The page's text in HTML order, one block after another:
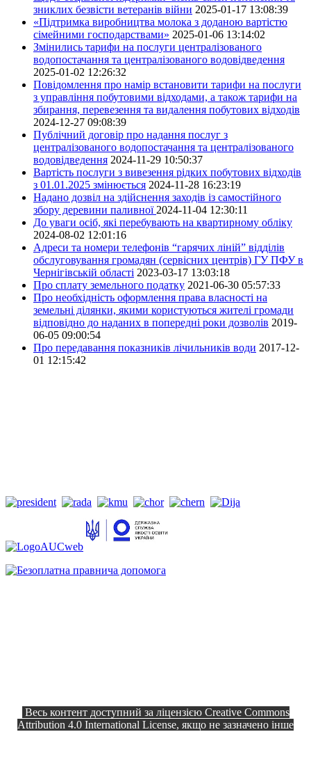
зниклих безвісти ветеранів війни 2025-01-17 13:08:39
«Підтримка виробництва молока з доданою вартістю
сімейними господарствами» 2025-01-06 13:14:02
Змінились тарифи на послуги централізованого
водопостачання та централізованого водовідведення
2025-01-02 12:26:32
Повідомлення про намір встановити тарифи на послуги
з управління побутовими відходами, а також тарифи на
збирання, перевезення та видалення побутових відходів
2024-12-27 09:08:39
Публічний договір про надання послуг з
централізованого водопостачання та централізованого
водовідведення 2024-11-29 10:50:37
Вартість послуги з вивезення рідких побутових відходів
з 01.01.2025 змінюється 2024-11-28 16:23:19
Надано дозвіл на здійснення заходів із самостійного
збору деревини паливної 2024-11-04 12:30:11
До уваги осіб, які перебувають на квартирному обліку
2024-08-02 12:01:16
Адреси та номери телефонів “гарячих ліній” відділів
обслуговування громадян (сервісних центрів) ГУ ПФУ в
Чернігівській області 2023-03-17 13:03:18
Про сплату земельного податку 2021-06-30 05:57:33
Про необхідність оформлення права власності на
земельні ділянки, якими користуються жителі громади
відповідно до наданих в попередні роки дозволів 2019-
06-05 09:00:54
Про передавання показників лічильників води 2017-12-
01 12:15:42
Весь контент доступний за ліцензією Creative Commons
Attribution 4.0 International License, якщо не зазначено інше